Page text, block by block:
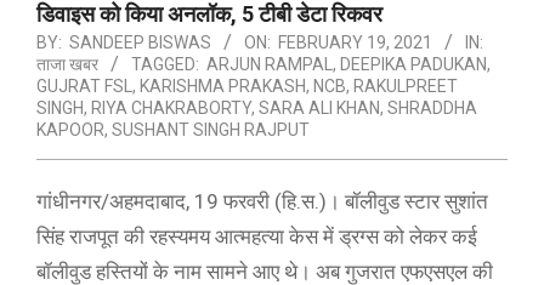
डिवाइस को किया अनलॉक, 5 टीबी डेटा रिकवर
BY: SANDEEP BISWAS ON: FEBRUARY 19, 2021
IN:
ताजा खबर
TAGGED: ARJUN RAMPAL , DEEPIKA PADUKAN,
GUJRAT FSL , KARISHMA PRAKASH, NCB, RAKULPREET
SINGH, RIYA CHAKRABORTY, SARA ALI KHAN, SHRADDHA
KAPOOR, SUSHANT SINGH RAJPUT
गांधीनगर/अहमदाबाद, 19 फरवरी (हि.स.)। बॉलीवुड स्टार सुशांत
सिंह राजपूत की रहस्यमय आत्महत्या केस में ड्रग्स को लेकर कई
बॉलीवुड हस्तियों के नाम सामने आए थे। अब गुजरात एफएसएल की